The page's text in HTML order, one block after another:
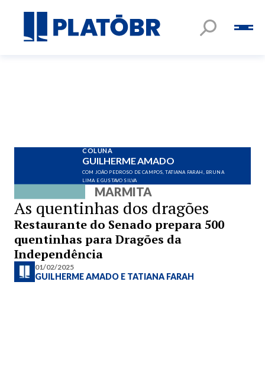
COLUNA
GUILHERME AMADO
COM JOÃO PEDROSO DE CAMPOS, TATIANA FARAH, BRUNA
LIMA E GUSTAVO SILVA
MARMITA
As quentinhas dos dragões
Restaurante do Senado prepara 500
quentinhas para Dragões da
Independência
01/02/2025
GUILHERME AMADO E TATIANA FARAH